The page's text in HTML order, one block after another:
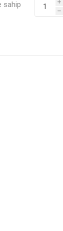
sahip
i
h